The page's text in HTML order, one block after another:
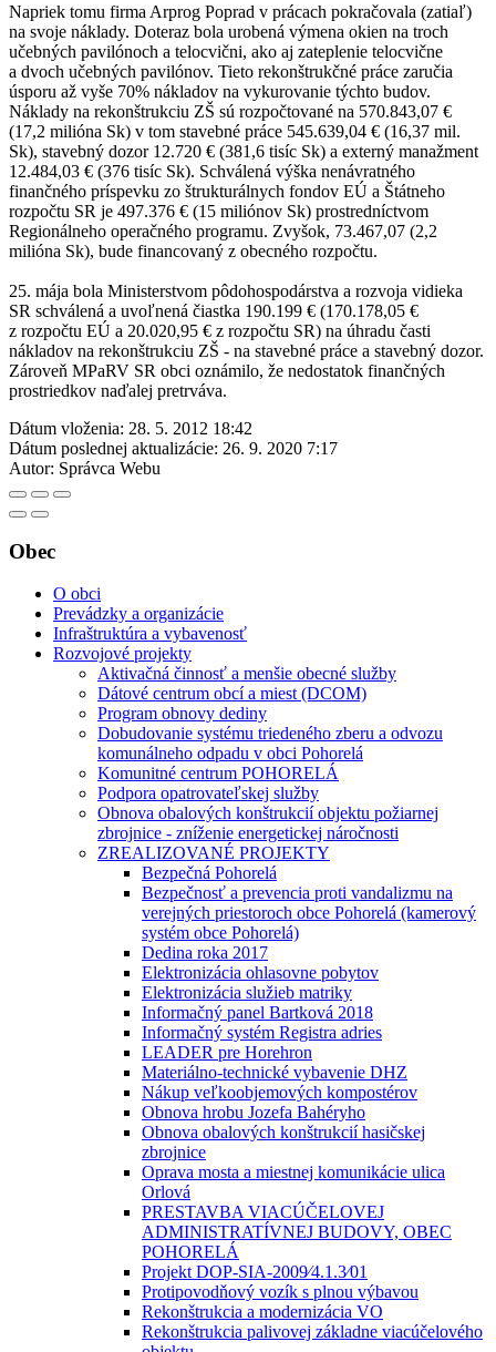
Napriek tomu firma Arprog Poprad v prácach pokračovala (zatiaľ)
na svoje náklady. Doteraz bola urobená výmena okien na troch
učebných pavilónoch a telocvični, ako aj zateplenie telocvične
a dvoch učebných pavilónov. Tieto rekonštrukčné práce zaručia
úsporu až vyše 70% nákladov na vykurovanie týchto budov.
Náklady na rekonštrukciu ZŠ sú rozpočtované na 570.843,07 €
(17,2 milióna Sk) v tom stavebné práce 545.639,04 € (16,37 mil.
Sk), stavebný dozor 12.720 € (381,6 tisíc Sk) a externý manažment
12.484,03 € (376 tisíc Sk). Schválená výška nenávratného
finančného príspevku zo štrukturálnych fondov EÚ a Štátneho
rozpočtu SR je 497.376 € (15 miliónov Sk) prostredníctvom
Regionálneho operačného programu. Zvyšok, 73.467,07 (2,2
milióna Sk), bude financovaný z obecného rozpočtu.
25. mája bola Ministerstvom pôdohospodárstva a rozvoja vidieka
SR schválená a uvoľnená čiastka 190.199 € (170.178,05 €
z rozpočtu EÚ a 20.020,95 € z rozpočtu SR) na úhradu časti
nákladov na rekonštrukciu ZŠ - na stavebné práce a stavebný dozor.
Zároveň MPaRV SR obci oznámilo, že nedostatok finančných
prostriedkov naďalej pretrváva.
Dátum vloženia: 28. 5. 2012 18:42
Dátum poslednej aktualizácie: 26. 9. 2020 7:17
Autor: Správca Webu
Obec
O obci
Prevádzky a organizácie
Infraštruktúra a vybavenosť
Rozvojové projekty
Aktivačná činnosť a menšie obecné služby
Dátové centrum obcí a miest (DCOM)
Program obnovy dediny
Dobudovanie systému triedeného zberu a odvozu
komunálneho odpadu v obci Pohorelá
Komunitné centrum POHORELÁ
Podpora opatrovateľskej služby
Obnova obalových konštrukcií objektu požiarnej
zbrojnice - zníženie energetickej náročnosti
ZREALIZOVANÉ PROJEKTY
Bezpečná Pohorelá
Bezpečnosť a prevencia proti vandalizmu na
verejných priestoroch obce Pohorelá (kamerový
systém obce Pohorelá)
Dedina roka 2017
Elektronizácia ohlasovne pobytov
Elektronizácia služieb matriky
Informačný panel Bartková 2018
Informačný systém Registra adries
LEADER pre Horehron
Materiálno-technické vybavenie DHZ
Nákup veľkoobjemových kompostérov
Obnova hrobu Jozefa Bahéryho
Obnova obalových konštrukcií hasičskej
zbrojnice
Oprava mosta a miestnej komunikácie ulica
Orlová
PRESTAVBA VIACÚČELOVEJ
ADMINISTRATÍVNEJ BUDOVY, OBEC
POHORELÁ
Projekt DOP-SIA-2009⁄4.1.3⁄01
Protipovodňový vozík s plnou výbavou
Rekonštrukcia a modernizácia VO
Rekonštrukcia palivovej základne viacúčelového